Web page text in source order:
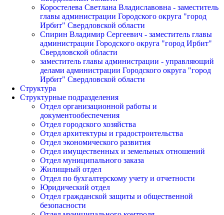
Коростелева Светлана Владиславовна - заместитель
главы администрации Городского округа "город
Ирбит" Свердловской области
Спирин Владимир Сергеевич - заместитель главы
администрации Городского округа "город Ирбит"
Свердловской области
заместитель главы администрации - управляющий
делами администрации Городского округа "город
Ирбит" Свердловской области
Структура
Структурные подразделения
Отдел организационной работы и
документообеспечения
Отдел городского хозяйства
Отдел архитектуры и градостроительства
Отдел экономического развития
Отдел имущественных и земельных отношений
Отдел муниципального заказа
Жилищный отдел
Отдел по бухгалтерскому учету и отчетности
Юридический отдел
Отдел гражданской защиты и общественной
безопасности